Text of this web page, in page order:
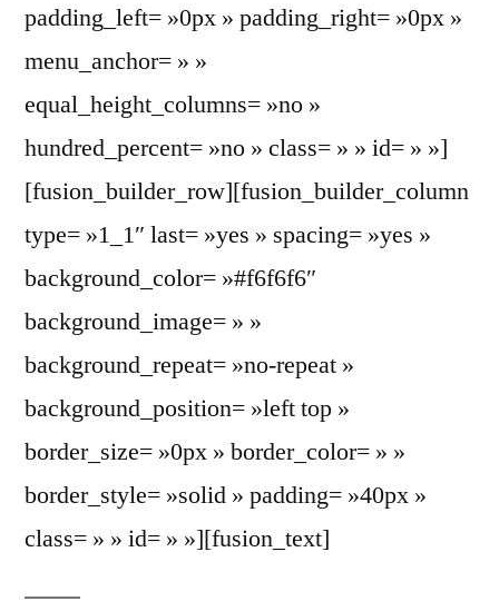
padding_left= »0px » padding_right= »0px »
menu_anchor= » »
equal_height_columns= »no »
hundred_percent= »no » class= » » id= » »]
[fusion_builder_row][fusion_builder_column
type= »1_1″ last= »yes » spacing= »yes »
background_color= »#f6f6f6″
background_image= » »
background_repeat= »no-repeat »
background_position= »left top »
border_size= »0px » border_color= » »
border_style= »solid » padding= »40px »
class= » » id= » »][fusion_text]